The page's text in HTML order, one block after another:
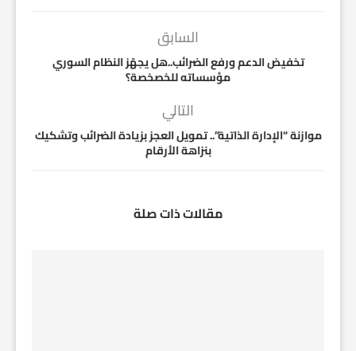
السابق
تخفيض الدعم ورفع الضرائب..هل يجهّز النظام السوري
مؤسساته للخصخصة؟
التالي
موازنة “الإدارة الذاتية”.. تمويل العجز بزيادة الضرائب وتشكيك
بنزاهة الأرقام
مقالات ذات صلة